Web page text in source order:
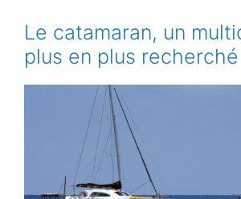
Le catamaran, un
plus en plus recherché